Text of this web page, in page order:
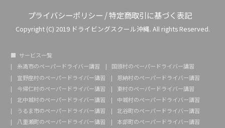
プライバシーポリシー /特定商取引に基づく表記
Copyright (C) 2019 ドライビングスクール沖縄. All rights Reserved.
サービス一覧
糸満市のペーパードライバー講習
国頭村のペーパードライバー講習
宜野座村のペーパードライバー講習
恩納村のペーパードライバー講習
今帰仁村のペーパードライバー講習
東村のペーパードライバー講習
北中城村のペーパードライバー講習
中城村のペーパードライバー講習
うるま市のペーパードライバー講習
北谷町のペーパードライバー講習
八重瀬町のペーパードライバー講習
本部町のペーパードライバー講習